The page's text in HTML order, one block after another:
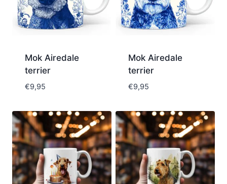
Mok Airedale
terrier
€9,95
Mok Airedale
terrier
€9,95